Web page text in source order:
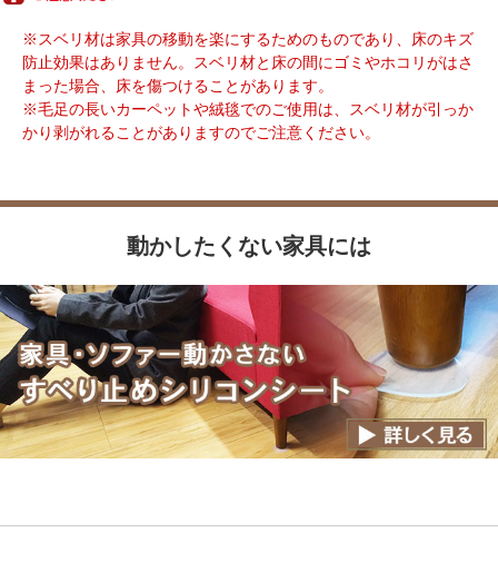
※スベリ材は家具の移動を楽にするためのものであり、床のキズ
防止効果はありません。スベリ材と床の間にゴミやホコリがはさ
まった場合、床を傷つけることがあります。
※毛足の長いカーペットや絨毯でのご使用は、スベリ材が引っか
かり剥がれることがありますのでご注意ください。
動かしたくない家具には